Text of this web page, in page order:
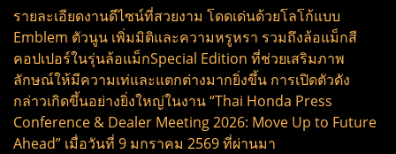
รายละเอียดงานดีไซน์ที่สวยงาม โดดเด่นด้วยโลโก้แบบ
Emblem ตัวนูน เพิ่มมิติและความหรูหรา รวมถึงล้อแม็กสี
คอปเปอร์ในรุ่นล้อแม็กSpecial Edition ที่ช่วยเสริมภาพ
ลักษณ์ให้มีความเท่และแตกต่างมากยิ่งขึ้น การเปิดตัวดัง
กล่าวเกิดขึ้นอย่างยิ่งใหญ่ในงาน “Thai Honda Press
Conference & Dealer Meeting 2026: Move Up to Future
Ahead” เมื่อวันที่ 9 มกราคม 2569 ที่ผ่านมา